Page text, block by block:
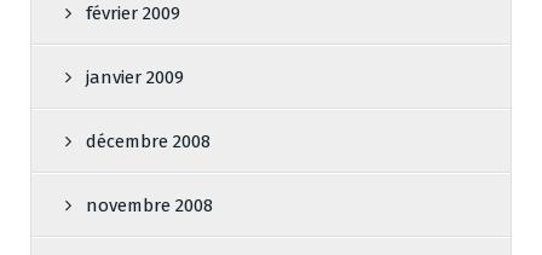
février 2009
janvier 2009
décembre 2008
novembre 2008